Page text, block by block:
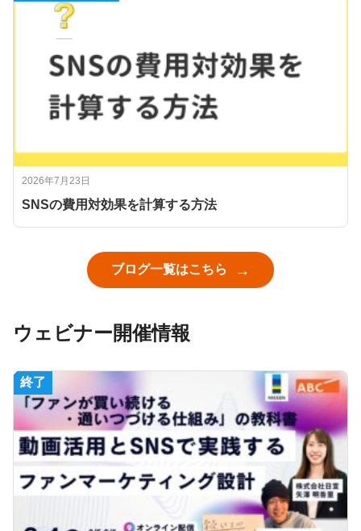
2026年7月23日
SNSの費用対効果を計算する方法
ブログ一覧はこちら
ウェビナー開催情報
終了